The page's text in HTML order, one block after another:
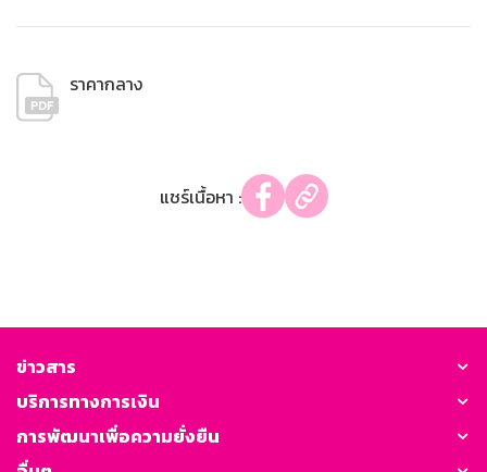
ราคากลาง
แชร์เนื้อหา :
ข่าวสาร
บริการทางการเงิน
การพัฒนาเพื่อความยั่งยืน